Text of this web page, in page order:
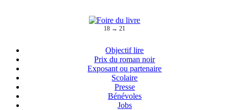
18 → 21
Objectif lire
Prix du roman noir
Exposant ou partenaire
Scolaire
Presse
Bénévoles
Jobs